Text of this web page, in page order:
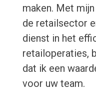
maken. Met
de retailsector
dienst in het
retailoperaties,
dat ik een
voor uw team.